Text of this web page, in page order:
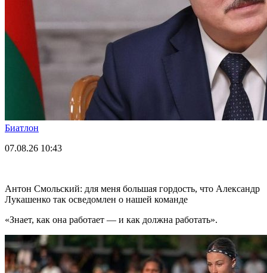
Биатлон
07.08.26 10:43
Антон Смольский: для меня большая гордость, что Александр
Лукашенко так осведомлен о нашей команде
«Знает, как она работает — и как должна работать».